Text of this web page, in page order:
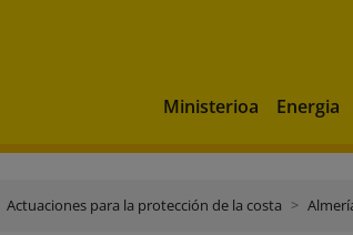
Ministerioa Energia
Actuaciones para la protección de la costa